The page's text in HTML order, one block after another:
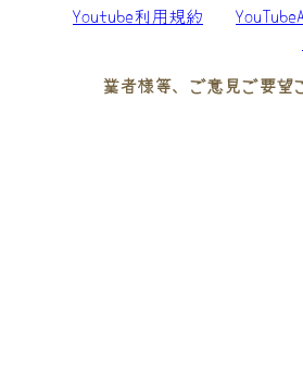
Youtube利用規約
業者様等、ご意見ご要望